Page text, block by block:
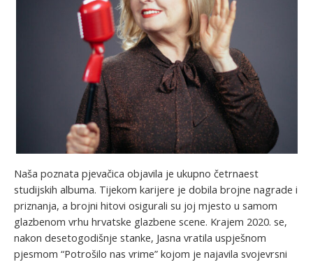
Naša poznata pjevačica objavila je ukupno četrnaest
studijskih albuma. Tijekom karijere je dobila brojne nagrade i
priznanja, a brojni hitovi osigurali su joj mjesto u samom
glazbenom vrhu hrvatske glazbene scene. Krajem 2020. se,
nakon desetogodišnje stanke, Jasna vratila uspješnom
pjesmom “Potrošilo nas vrime” kojom je najavila svojevrsni